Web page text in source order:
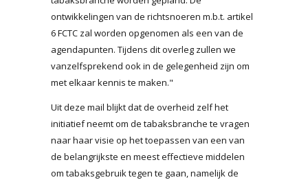
ontwikkelingen van de richtsnoeren m.b.t. artikel
6 FCTC zal worden opgenomen als een van de
agendapunten. Tijdens dit overleg zullen we
vanzelfsprekend ook in de gelegenheid zijn om
met elkaar kennis te maken."
Uit deze mail blijkt dat de overheid zelf het
initiatief neemt om de tabaksbranche te vragen
naar haar visie op het toepassen van een van
de belangrijkste en meest effectieve middelen
om tabaksgebruik tegen te gaan, namelijk de